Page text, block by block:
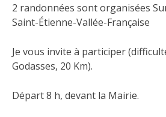
2 randonnées sont organisées
Saint-Étienne-Vallée-Française
Je vous invite à participer
Godasses, 20 Km).
Départ 8 h, devant la Mairie.